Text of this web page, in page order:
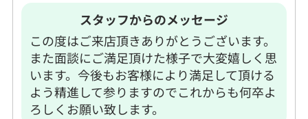
スタッフからのメッセージ
この度はご来店頂きありがとうございます。
また面談にご満足頂けた様子で大変嬉しく思
います。今後もお客様により満足して頂ける
よう精進して参りますのでこれからも何卒よ
ろしくお願い致します。